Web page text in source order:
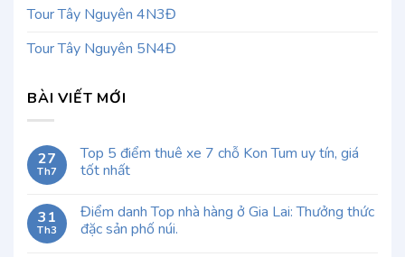
Tour Tây Nguyên 4N3Đ
Tour Tây Nguyên 5N4Đ
BÀI VIẾT MỚI
27
Th7
Top 5 điểm thuê xe 7 chỗ Kon Tum uy tín, giá
tốt nhất
31
Th3
Điểm danh Top nhà hàng ở Gia Lai: Thưởng thức
đặc sản phố núi.